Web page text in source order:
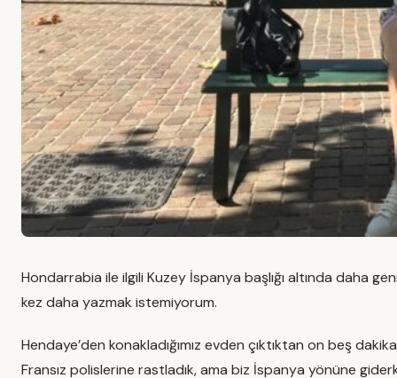
Hondarrabia ile ilgili Kuzey İspanya başlığı altında daha
kez daha yazmak istemiyorum.
Hendaye’den konakladığımız evden çıktıktan on beş
Fransız polislerine rastladık, ama biz İspanya yönüne